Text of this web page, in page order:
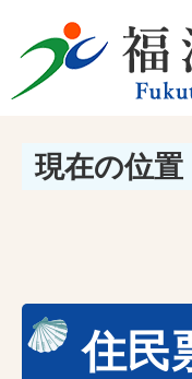
現在の位置
住民